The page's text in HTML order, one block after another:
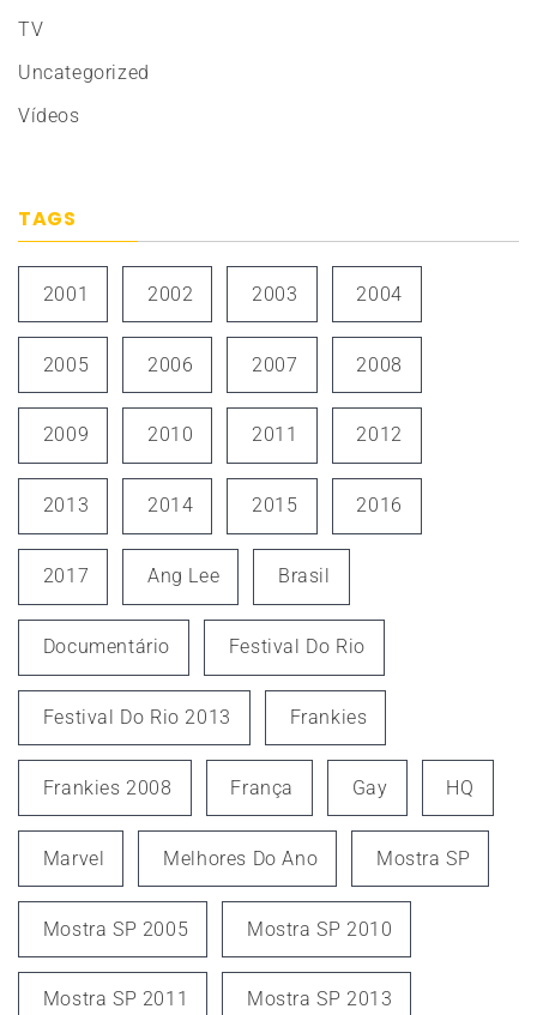
TV
Uncategorized
Vídeos
TAGS
2001 2002 2003 2004
2005 2006 2007 2008
2009 2010 2011 2012
2013 2014 2015 2016
2017 Ang Lee Brasil
Documentário Festival Do Rio
Festival Do Rio 2013 Frankies
Frankies 2008 França Gay HQ
Marvel Melhores Do Ano Mostra SP
Mostra SP 2005 Mostra SP 2010
Mostra SP 2011 Mostra SP 2013